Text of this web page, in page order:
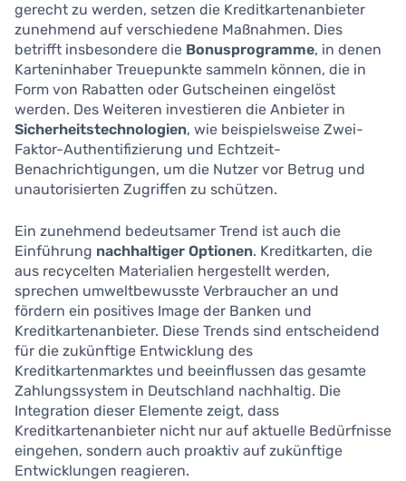
gerecht zu werden, setzen die Kreditkartenanbieter
zunehmend auf verschiedene Maßnahmen. Dies
betrifft insbesondere die Bonusprogramme, in denen
Karteninhaber Treuepunkte sammeln können, die in
Form von Rabatten oder Gutscheinen eingelöst
werden. Des Weiteren investieren die Anbieter in
Sicherheitstechnologien, wie beispielsweise Zwei-
Faktor-Authentifizierung und Echtzeit-
Benachrichtigungen, um die Nutzer vor Betrug und
unautorisierten Zugriffen zu schützen.
Ein zunehmend bedeutsamer Trend ist auch die
Einführung nachhaltiger Optionen. Kreditkarten, die
aus recycelten Materialien hergestellt werden,
sprechen umweltbewusste Verbraucher an und
fördern ein positives Image der Banken und
Kreditkartenanbieter. Diese Trends sind entscheidend
für die zukünftige Entwicklung des
Kreditkartenmarktes und beeinflussen das gesamte
Zahlungssystem in Deutschland nachhaltig. Die
Integration dieser Elemente zeigt, dass
Kreditkartenanbieter nicht nur auf aktuelle Bedürfnisse
eingehen, sondern auch proaktiv auf zukünftige
Entwicklungen reagieren.